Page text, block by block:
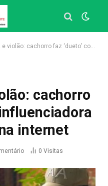
faz ‘dueto’ com influenciadora e vídeo viraliza na internet
cachorro
internet
0 Visitas